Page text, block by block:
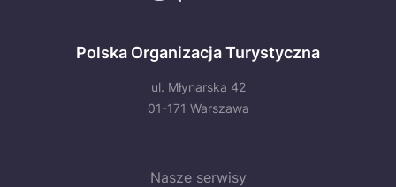
Polska Organizacja Turystyczna
ul. Młynarska 42
01-171 Warszawa
Nasze serwisy